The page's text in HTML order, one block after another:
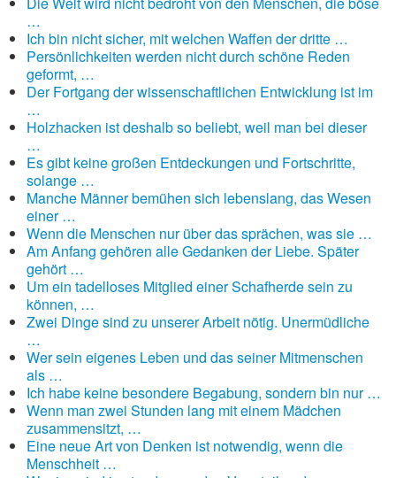
…
Ich bin nicht sicher, mit welchen Waffen der dritte …
Persönlichkeiten werden nicht durch schöne Reden
geformt, …
Der Fortgang der wissenschaftlichen Entwicklung ist im
…
Holzhacken ist deshalb so beliebt, weil man bei dieser
…
Es gibt keine großen Entdeckungen und Fortschritte,
solange …
Manche Männer bemühen sich lebenslang, das Wesen
einer …
Wenn die Menschen nur über das sprächen, was sie …
Am Anfang gehören alle Gedanken der Liebe. Später
gehört …
Um ein tadelloses Mitglied einer Schafherde sein zu
können, …
Zwei Dinge sind zu unserer Arbeit nötig. Unermüdliche
…
Wer sein eigenes Leben und das seiner Mitmenschen
als …
Ich habe keine besondere Begabung, sondern bin nur …
Wenn man zwei Stunden lang mit einem Mädchen
zusammensitzt, …
Eine neue Art von Denken ist notwendig, wenn die
Menschheit …